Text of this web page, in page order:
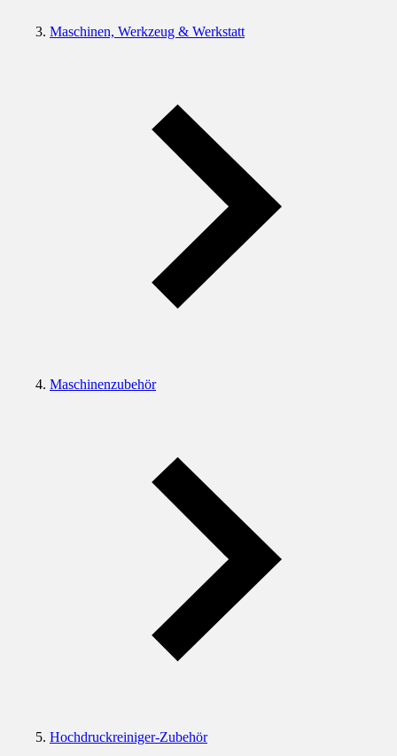
Maschinen, Werkzeug & Werkstatt
Maschinenzubehör
Hochdruckreiniger-Zubehör